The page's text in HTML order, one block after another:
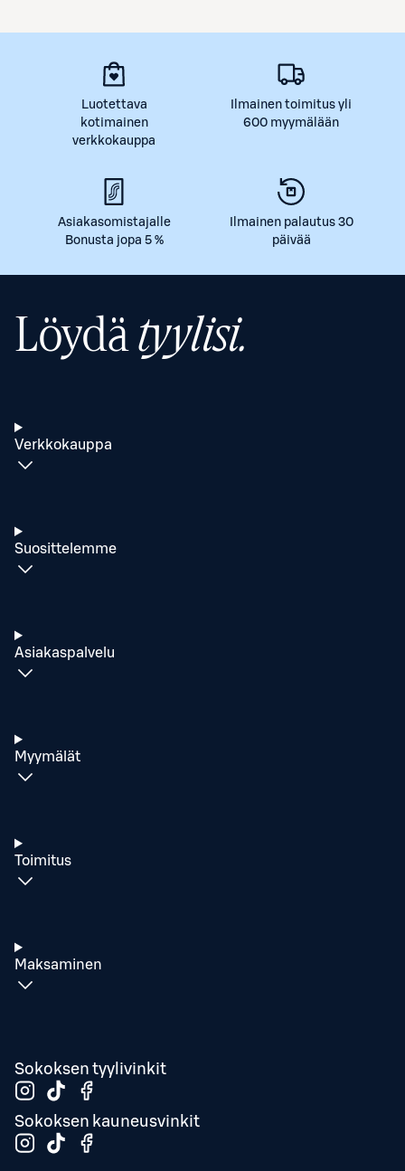
Luotettava
kotimainen
verkkokauppa
Ilmainen toimitus yli
600 myymälään
Asiakasomistajalle
Bonusta jopa 5 %
Ilmainen palautus 30
päivää
Löydätyylisi.
Verkkokauppa
Suosittelemme
Asiakaspalvelu
Myymälät
Toimitus
Maksaminen
Sokoksen tyylivinkit
Sokoksen kauneusvinkit